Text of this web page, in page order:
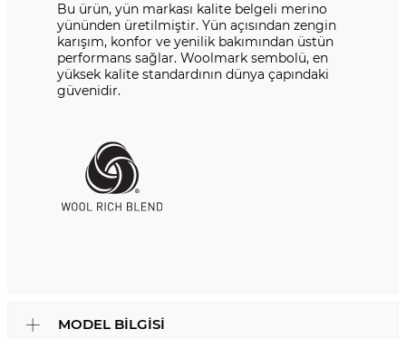
Bu ürün, yün markası kalite belgeli merino
yününden üretilmiştir. Yün açısından zengin
karışım, konfor ve yenilik bakımından üstün
performans sağlar. Woolmark sembolü, en
yüksek kalite standardının dünya çapındaki
güvenidir.
MODEL BILGISI